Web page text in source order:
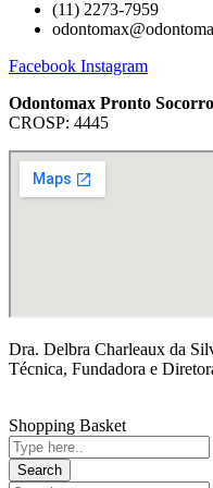
(11) 2273-7959
Facebook Instagram
Odontomax Pronto Socorro
CROSP: 4445
Dra. Delbra Charleaux da
Técnica, Fundadora e
Shopping Basket